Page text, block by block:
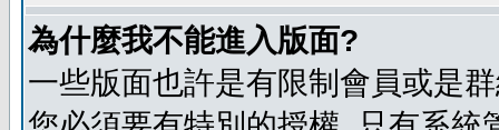
為什麼我不能進入版面?
一些版面也許是有限制會員或是